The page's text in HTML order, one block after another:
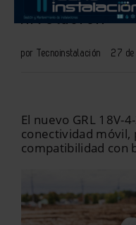
nivelación
por Tecnoinstalación 27
El nuevo GRL 18V-
conectividad móvil,
compatibilidad con